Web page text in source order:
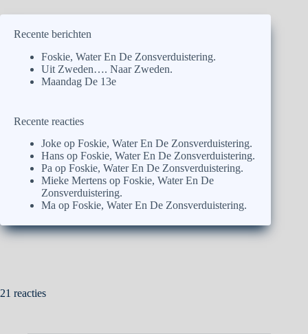
Recente berichten
Foskie, Water En De Zonsverduistering.
Uit Zweden…. Naar Zweden.
Maandag De 13e
Recente reacties
Joke op Foskie, Water En De Zonsverduistering.
Hans op Foskie, Water En De Zonsverduistering.
Pa op Foskie, Water En De Zonsverduistering.
Mieke Mertens op Foskie, Water En De
Zonsverduistering.
Ma op Foskie, Water En De Zonsverduistering.
21 reacties